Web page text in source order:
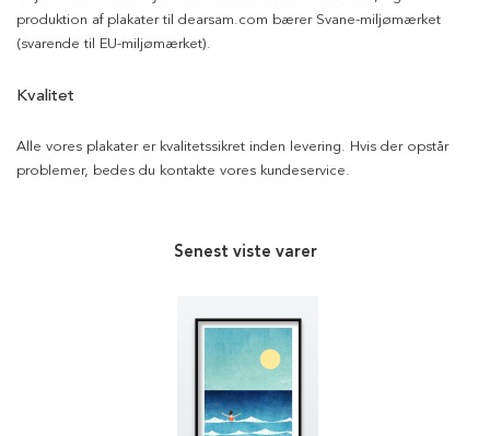
produktion af plakater til dearsam.com bærer Svane-miljømærket
(svarende til EU-miljømærket).
Kvalitet
Alle vores plakater er kvalitetssikret inden levering. Hvis der opstår
problemer, bedes du kontakte vores kundeservice.
Senest viste varer